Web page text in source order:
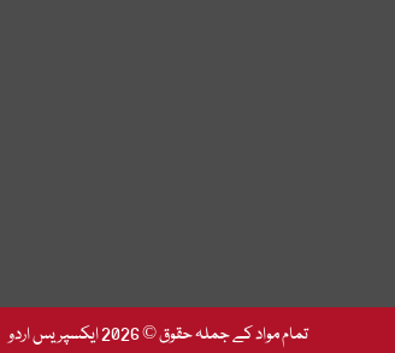
تمام مواد کے جملہ حقوق © 2026 ایکسپریس اردو